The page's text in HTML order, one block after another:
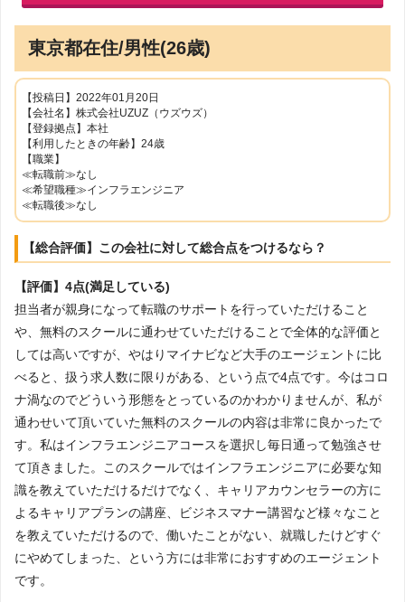
東京都在住/男性(26歳)
【投稿日】2022年01月20日
【会社名】株式会社UZUZ（ウズウズ）
【登録拠点】本社
【利用したときの年齢】24歳
【職業】
≪転職前≫なし
≪希望職種≫インフラエンジニア
≪転職後≫なし
【総合評価】この会社に対して総合点をつけるなら？
【評価】4点(満足している)
担当者が親身になって転職のサポートを行っていただけること
や、無料のスクールに通わせていただけることで全体的な評価と
しては高いですが、やはりマイナビなど大手のエージェントに比
べると、扱う求人数に限りがある、という点で4点です。今はコロ
ナ渦なのでどういう形態をとっているのかわかりませんが、私が
通わせいて頂いていた無料のスクールの内容は非常に良かったで
す。私はインフラエンジニアコースを選択し毎日通って勉強させ
て頂きました。このスクールではインフラエンジニアに必要な知
識を教えていただけるだけでなく、キャリアカウンセラーの方に
よるキャリアプランの講座、ビジネスマナー講習など様々なこと
を教えていただけるので、働いたことがない、就職したけどすぐ
にやめてしまった、という方には非常におすすめのエージェント
です。